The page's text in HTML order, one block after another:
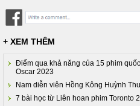
+ XEM THÊM
Điểm qua khả năng của 15 phim
Oscar 2023
Nam diễn viên Hồng Kông Huỳnh
7 bài học từ Liên hoan phim Toronto